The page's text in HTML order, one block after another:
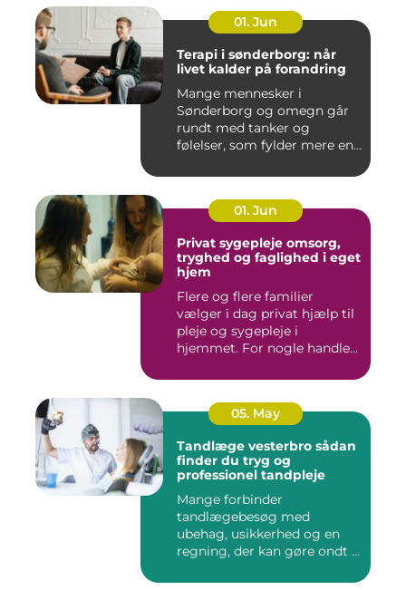
01. Jun
Terapi i sønderborg: når
livet kalder på forandring
Mange mennesker i
Sønderborg og omegn går
rundt med tanker og
følelser, som fylder mere end
01. Jun
Privat sygepleje omsorg,
tryghed og faglighed i eget
hjem
Flere og flere familier
vælger i dag privat hjælp til
pleje og sygepleje i
hjemmet. For nogle handle...
05. May
Tandlæge vesterbro sådan
finder du tryg og
professionel tandpleje
Mange forbinder
tandlægebesøg med
ubehag, usikkerhed og en
regning, der kan gøre ondt i